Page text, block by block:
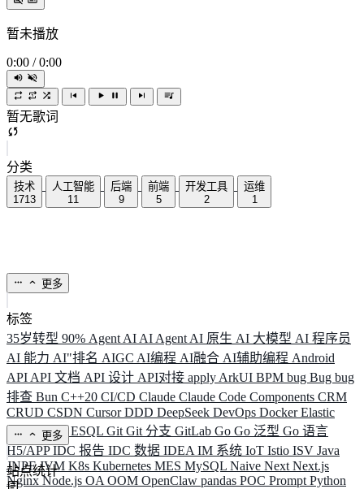
暂未播放
0:00 / 0:00
暂无歌词
分类
技术
1713
人工智能
11
后端
9
前端
5
开发工具
2
运维
1
更多
标签
35岁转型 90% Agent AI AI Agent AI 原生 AI 大模型 AI 程序员
AI 能力 AI"排名 AIGC AI编程 AI融合 AI辅助编程 Android
API API 文档 API 设计 API对接 apply ArkUI BPM bug Bug bug
排查 Bun C++20 CI/CD Claude Claude Code Components CRM
CRUD CSDN CursorDDD DeepSeek DevOps DockerElastic
ELK ElysiaESQL Git Git 分支 GitLab Go Go 泛型 Go 语言
H5/APPIDC 报告 IDC 数据 IDEA IM 系统 IoT Istio ISV Java
JNPFJVM K8s Kubernetes MES MySQL Naive Next Next.js
NginxNode.js OA OOM OpenClaw pandas POC Prompt Python
更多
站点统计